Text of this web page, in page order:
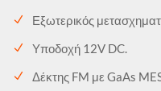
Εξωτερικός
Υποδοχή 12V DC.
Δέκτης FM με GaAs